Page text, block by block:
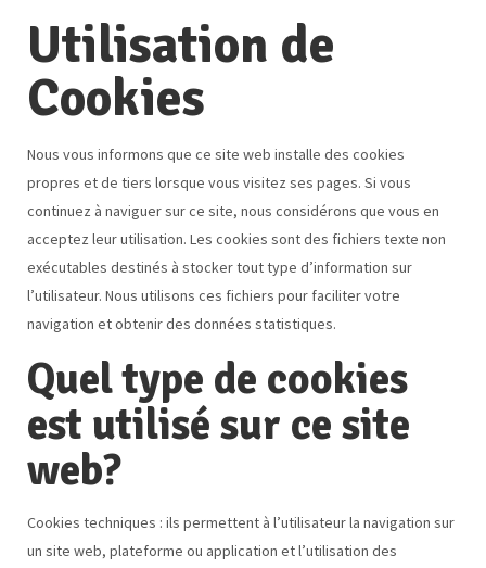
Contactez-nous
Utilisation de
Cookies
Nous vous informons que ce site web installe des cookies
propres et de tiers lorsque vous visitez ses pages. Si vous
continuez à naviguer sur ce site, nous considérons que vous en
acceptez leur utilisation. Les cookies sont des fichiers texte non
exécutables destinés à stocker tout type d’information sur
l’utilisateur. Nous utilisons ces fichiers pour faciliter votre
navigation et obtenir des données statistiques.
Quel type de cookies
est utilisé sur ce site
web?
Cookies techniques : ils permettent à l’utilisateur la navigation sur
un site web, plateforme ou application et l’utilisation des